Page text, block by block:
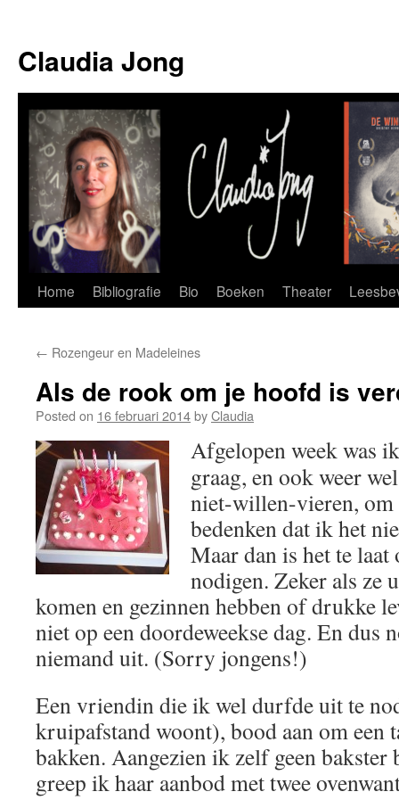
content
Claudia Jong
Home Bibliografie Bio Boeken Theater
← Rozengeur en Madeleines
Als de rook om je hoofd is
Posted on 16 februari 2014byClaudia
Afgelopen week was
graag, en ook weer
niet-willen-vieren, om
bedenken dat ik het
Maar dan is het te laat
nodigen. Zeker als ze
komen en gezinnen hebben of drukke
niet op een doordeweekse dag. En dus
niemand uit. (Sorry jongens!)
Een vriendin die ik wel durfde uit te
kruipafstand woont), bood aan om een
bakken. Aangezien ik zelf geen
greep ik haar aanbod met twee